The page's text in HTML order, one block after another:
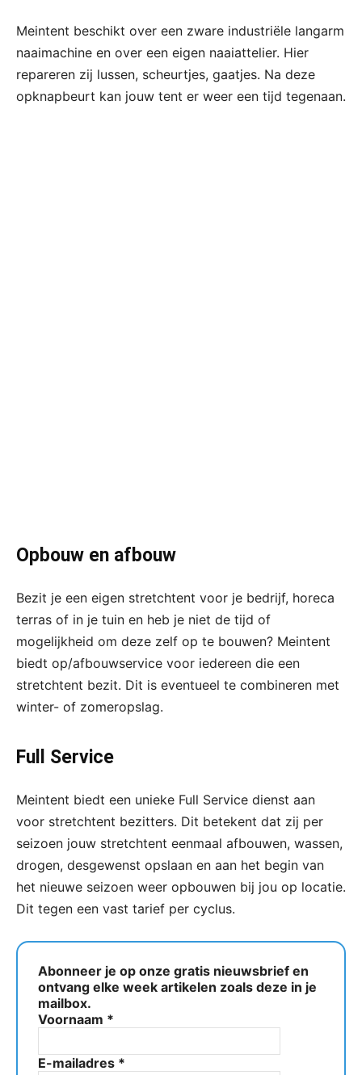
Meintent beschikt over een zware industriële langarm
naaimachine en over een eigen naaiattelier. Hier
repareren zij lussen, scheurtjes, gaatjes. Na deze
opknapbeurt kan jouw tent er weer een tijd tegenaan.
Opbouw en afbouw
Bezit je een eigen stretchtent voor je bedrijf, horeca
terras of in je tuin en heb je niet de tijd of
mogelijkheid om deze zelf op te bouwen? Meintent
biedt op/afbouwservice voor iedereen die een
stretchtent bezit. Dit is eventueel te combineren met
winter- of zomeropslag.
Full Service
Meintent biedt een unieke Full Service dienst aan
voor stretchtent bezitters. Dit betekent dat zij per
seizoen jouw stretchtent eenmaal afbouwen, wassen,
drogen, desgewenst opslaan en aan het begin van
het nieuwe seizoen weer opbouwen bij jou op locatie.
Dit tegen een vast tarief per cyclus.
Abonneer je op onze gratis nieuwsbrief en
ontvang elke week artikelen zoals deze in je
mailbox.
Voornaam *
E-mailadres *